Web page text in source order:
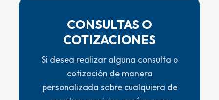
CONSULTAS O
COTIZACIONES
Si desea realizar alguna consulta o
cotización de manera
personalizada sobre cualquiera de